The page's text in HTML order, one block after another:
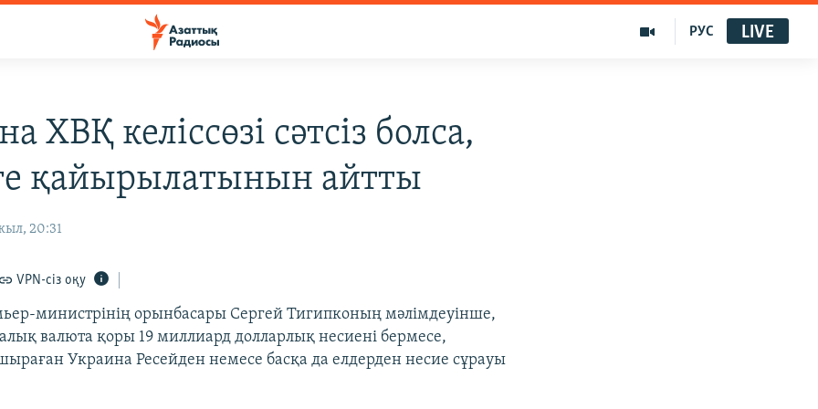
РУС LIVE
ХВҚ келіссөзі сәтсіз болса,
қайырылатынын айтты
20:31
VPN-сіз оқу
министрінің орынбасары Сергей Тигипконың мәлімдеуінше,
валюта қоры 19 миллиард долларлық несиені бермесе,
Украина Ресейден немесе басқа да елдерден несие сұрауы